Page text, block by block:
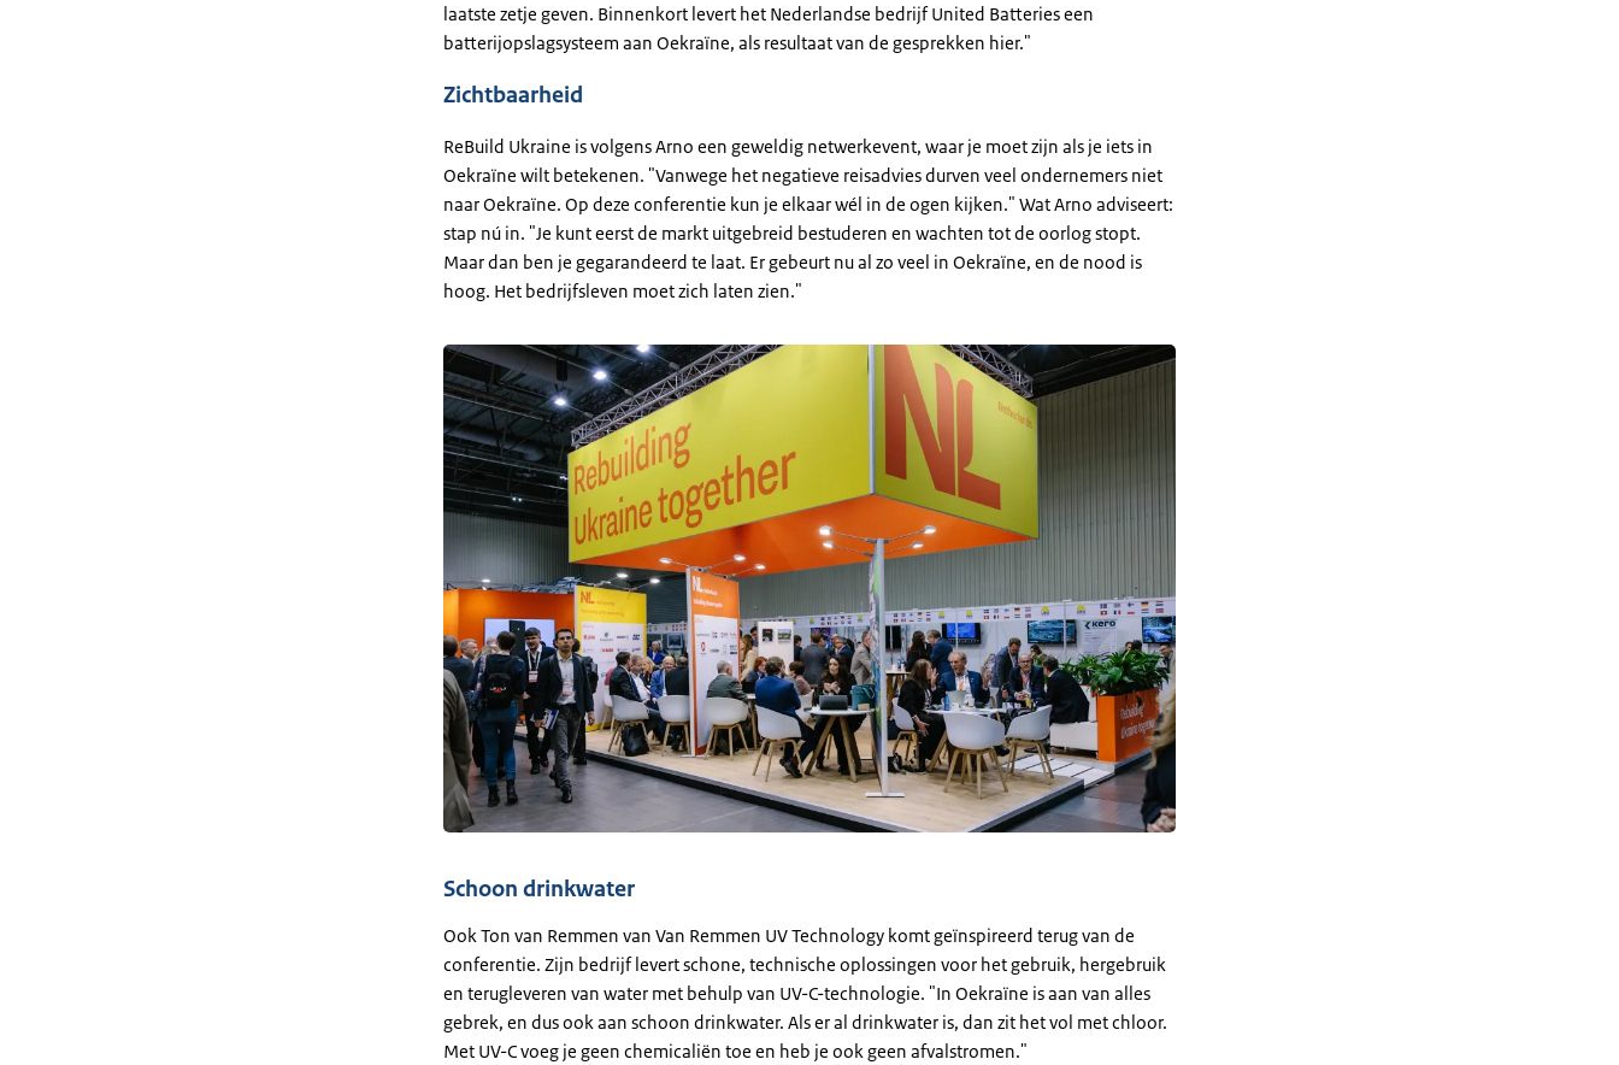
laatste zetje geven. Binnenkort levert het Nederlandse bedrijf United Batteries een
batterijopslagsysteem aan Oekraïne, als resultaat van de gesprekken hier."
Zichtbaarheid
ReBuild Ukraine is volgens Arno een geweldig netwerkevent, waar je moet zijn als je iets in
Oekraïne wilt betekenen. "Vanwege het negatieve reisadvies durven veel ondernemers niet
naar Oekraïne. Op deze conferentie kun je elkaar wél in de ogen kijken." Wat Arno adviseert:
stap nú in. "Je kunt eerst de markt uitgebreid bestuderen en wachten tot de oorlog stopt.
Maar dan ben je gegarandeerd te laat. Er gebeurt nu al zo veel in Oekraïne, en de nood is
hoog. Het bedrijfsleven moet zich laten zien."
Schoon drinkwater
Ook Ton van Remmen van Van Remmen UV Technology komt geïnspireerd terug van de
conferentie. Zijn bedrijf levert schone, technische oplossingen voor het gebruik, hergebruik
en terugleveren van water met behulp van UV-C-technologie. "In Oekraïne is aan van alles
gebrek, en dus ook aan schoon drinkwater. Als er al drinkwater is, dan zit het vol met chloor.
Met UV-C voeg je geen chemicaliën toe en heb je ook geen afvalstromen."